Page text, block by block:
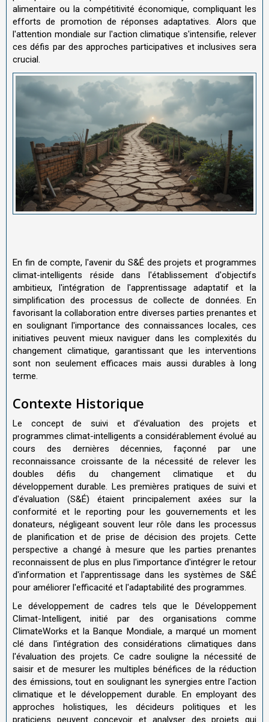
alimentaire ou la compétitivité économique, compliquant les
efforts de promotion de réponses adaptatives. Alors que
l'attention mondiale sur l'action climatique s'intensifie, relever
ces défis par des approches participatives et inclusives sera
crucial.
En fin de compte, l'avenir du S&É des projets et programmes
climat-intelligents réside dans l'établissement d'objectifs
ambitieux, l'intégration de l'apprentissage adaptatif et la
simplification des processus de collecte de données. En
favorisant la collaboration entre diverses parties prenantes et
en soulignant l'importance des connaissances locales, ces
initiatives peuvent mieux naviguer dans les complexités du
changement climatique, garantissant que les interventions
sont non seulement efficaces mais aussi durables à long
terme.
Contexte Historique
Le concept de suivi et d'évaluation des projets et
programmes climat-intelligents a considérablement évolué au
cours des dernières décennies, façonné par une
reconnaissance croissante de la nécessité de relever les
doubles défis du changement climatique et du
développement durable. Les premières pratiques de suivi et
d'évaluation (S&É) étaient principalement axées sur la
conformité et le reporting pour les gouvernements et les
donateurs, négligeant souvent leur rôle dans les processus
de planification et de prise de décision des projets. Cette
perspective a changé à mesure que les parties prenantes
reconnaissent de plus en plus l'importance d'intégrer le retour
d'information et l'apprentissage dans les systèmes de S&É
pour améliorer l'efficacité et l'adaptabilité des programmes.
Le développement de cadres tels que le Développement
Climat-Intelligent, initié par des organisations comme
ClimateWorks et la Banque Mondiale, a marqué un moment
clé dans l'intégration des considérations climatiques dans
l'évaluation des projets. Ce cadre souligne la nécessité de
saisir et de mesurer les multiples bénéfices de la réduction
des émissions, tout en soulignant les synergies entre l'action
climatique et le développement durable. En employant des
approches holistiques, les décideurs politiques et les
praticiens peuvent concevoir et analyser des projets qui